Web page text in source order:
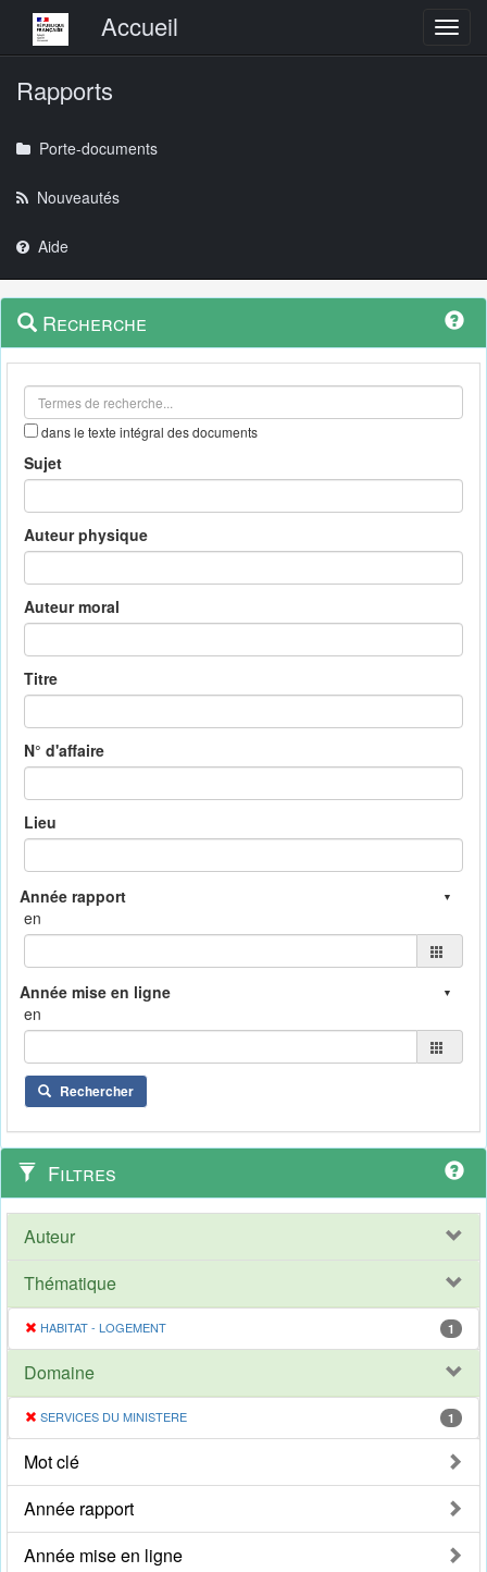
Menu principalAccueil
Rapports
Porte-documents
Nouveautés
Aide
Navigation
outils
Menu
contextuel
Recherche
dans le texte intégral des documents
Sujet
Auteur physique
Auteur moral
Titre
N° d'affaire
Lieu
en
en
Rechercher
Filtres
Auteur
Thématique
HABITAT - LOGEMENT 1
Domaine
SERVICES DU MINISTERE 1
Mot clé
Année rapport
Année mise en ligne